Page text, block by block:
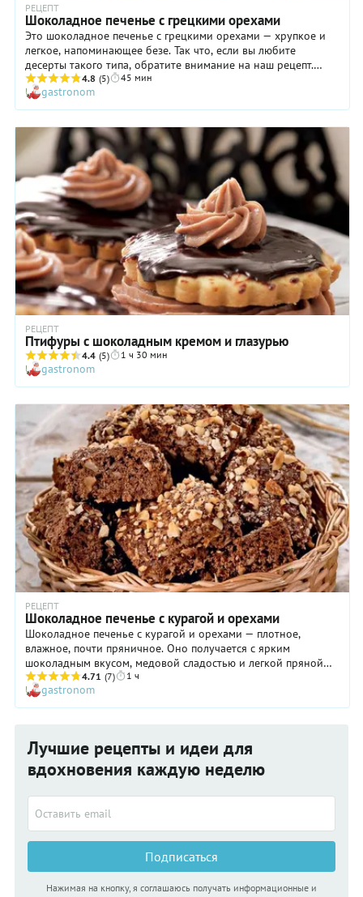
РЕЦЕПТ
Шоколадное печенье с грецкими орехами
Это шоколадное печенье с грецкими орехами — хрупкое и
легкое, напоминающее безе. Так что, если вы любите
десерты такого типа, обратите внимание на наш рецепт.
Приготовить такой десерт — дело достаточно простое, но в
нем есть нюансы, которые обязательно надо учитывать.
Например, белки надо взбивать тщательно, до острых и
крепких пиков-«клювиков», иначе заготовки расползутся по
противню. Поэтому внимательно следуйте нашей
инструкции и предупредите близких, что дегустация этого
вкуснейшего печенья начнется примерно через час после
того, как вы приступите к делу.
4.8 (5) 45 мин
gastronom
РЕЦЕПТ
Птифуры с шоколадным кремом и глазурью
4.4 (5) 1 ч 30 мин
gastronom
РЕЦЕПТ
Шоколадное печенье с курагой и орехами
Шоколадное печенье с курагой и орехами — плотное,
влажное, почти пряничное. Оно получается с ярким
шоколадным вкусом, медовой сладостью и легкой пряной
ноткой от душистого перца. Курага добавляет фруктовую
кислинку и приятную жевательную текстуру, а фундук с
миндалем — хруст и ореховый аромат. В общем, это тот
каждым днем становится только вкуснее — если, конечно,
доживет до следующего дня.
4.71 (7) 1 ч
gastronom
Лучшие рецепты и идеи для
вдохновения каждую неделю
Подписаться
Нажимая на кнопку, я соглашаюсь получать информационные и